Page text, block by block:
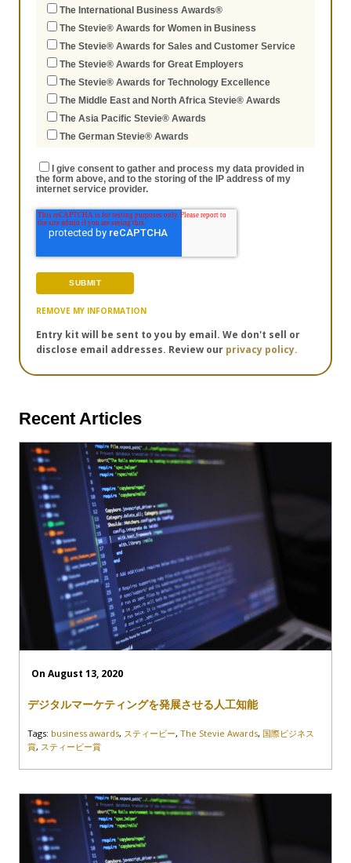
The International Business Awards®
The Stevie® Awards for Women in Business
The Stevie® Awards for Sales and Customer Service
The Stevie® Awards for Great Employers
The Stevie® Awards for Technology Excellence
The Middle East and North Africa Stevie® Awards
The Asia Pacific Stevie® Awards
The German Stevie® Awards
I give consent to gather and process my data provided in
the form above, and to the storing of the IP address of my
internet service provider.
REMOVE MY INFORMATION
Entry kit will be sent to you by email. We don't sell or
disclose email addresses. Review our privacy policy.
Recent Articles
On August 13, 2020
デジタルマーケティングを発展させる人工知能
Tags: business awards, スティービー, The Stevie Awards, 国際ビジネス
賞, スティービー賞